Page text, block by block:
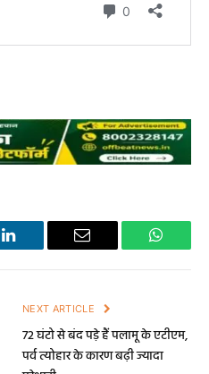
LinkedIn Email
NEXT ARTICLE
72 घंटो से बंद पड़े हैं पलामू के एटीएम,
पर्व त्योहार के कारण बढ़ी ज्यादा